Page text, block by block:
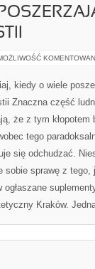
kiedy o wiele
Znaczna część
że z tym kłopotem
tego
się odchudzać.
sobie sprawę z tego,
Kraków.